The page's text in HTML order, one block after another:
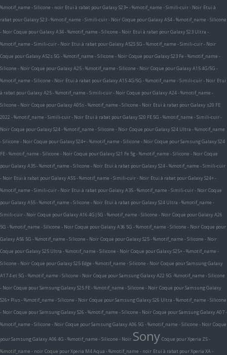
%motif_name - Silicone - noir Etui à rabat pour Galaxy S23+ - %motif_name - Simili-cuir - Noir Etui à
rabat pour Galaxy S23 - %motif_name - Simili-cuir - Noir Coque pour Galaxy A54 - %motif_name - Silicone
- Noir Coque pour Galaxy A34 - %motif_name - Silicone - Noir Etui à rabat pour Galaxy S23 Ultra -
%motif_name - Simili-cuir - Noir Etui à rabat pour Galaxy A52S 5G - %motif_name - Simili-cuir - Noir
Coque pour Galaxy A52s 5G - %motif_name - Silicone - Noir Coque pour Galaxy S23 Fe - %motif_name -
Silicone - Noir Coque pour Galaxy A25 - %motif_name - Silicone - Noir Coque pour Galaxy A15 4G/5G -
%motif_name - Silicone - Noir Etui à rabat pour Galaxy A15 4G/5G - %motif_name - Simili-cuir - Noir Etui
à rabat pour Galaxy A25 - %motif_name - Simili-cuir - Noir Coque pour Galaxy A24 - %motif_name -
Silicone - Noir Coque pour Galaxy A05s - %motif_name - Silicone - Noir Etui à rabat pour Galaxy s20 FE
2022 - %motif_name - Simili-cuir - Noir Etui à rabat pour Galaxy S20 FE 5G - %motif_name - Simili-cuir -
Noir Coque pour Galaxy S24 - %motif_name - Silicone - Noir Coque pour Galaxy S24 Ultra - %motif_name
- Silicone - Noir Coque pour Galaxy S24+ - %motif_name - Silicone - Noir Coque pour Samsung Galaxy S24
FE - %motif_name - Silicone - Noir Coque pour Galaxy S21 Fe 5g - %motif_name - Silicone - Noir Coque
pour Galaxy A35 - %motif_name - Silicone - Noir Etui à rabat pour Galaxy S24 - %motif_name - Simili-cuir
- Noir Etui à rabat pour Galaxy A55 - %motif_name - Simili-cuir - Noir Etui à rabat pour Galaxy S24+ -
%motif_name - Simili-cuir - Noir Etui à rabat pour Galaxy A35 - %motif_name - Simili-cuir - Noir Coque
pour Galaxy A55 - %motif_name - Silicone - Noir Etui à rabat pour Galaxy S24 Ultra - %motif_name -
Simili-cuir - Noir Coque pour Galaxy A16 4G|5G - %motif_name - Silicone - Noir Coque pour Galaxy A26
5G - %motif_name - Silicone - Noir Coque pour Galaxy A36 5G - %motif_name - Silicone - Noir Coque pour
Galaxy A56 5G - %motif_name - Silicone - Noir Coque pour Galaxy S25 - %motif_name - Silicone - Noir
Coque pour Galaxy S25 Ultra - %motif_name - Silicone - Noir Coque pour Galaxy S25+ - %motif_name -
Silicone - Noir Coque pour Galaxy S25 Edge - %motif_name - Silicone - Noir Coque pour Samsung Galaxy
A17 4 et 5G - %motif_name - Silicone - Noir Coque pour Samsung Galaxy A22 5G -%motif_name - Silicone
- Noir Coque pour Samsung Galaxy S25 FE - %motif_name - Silicone - Noir Coque pour Samsung Galaxy
S26+ Plus - %motif_name - Silicone - Noir Coque pour Samsung Galaxy S26 Ultra - %motif_name - Silicone
- Noir Coque pour Samsung Galaxy S26 - %motif_name - Silicone - Noir Coque pour Samsung Galaxy A07 -
%motif_name - Silicone - Noir Coque pour Samsung Galaxy A06 5G - %motif_name - Silicone - Noir Coque
pour Samsung Galaxy A06 4G - %motif_name - Silicone - Noir Sony Coque pour Xperia Z5 -
%motif_name - noir Coque pour Xperia M4 Aqua - %motif_name - noir Etui à rabat pour Xperia XA -